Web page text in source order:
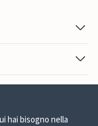
hai bisogno nella